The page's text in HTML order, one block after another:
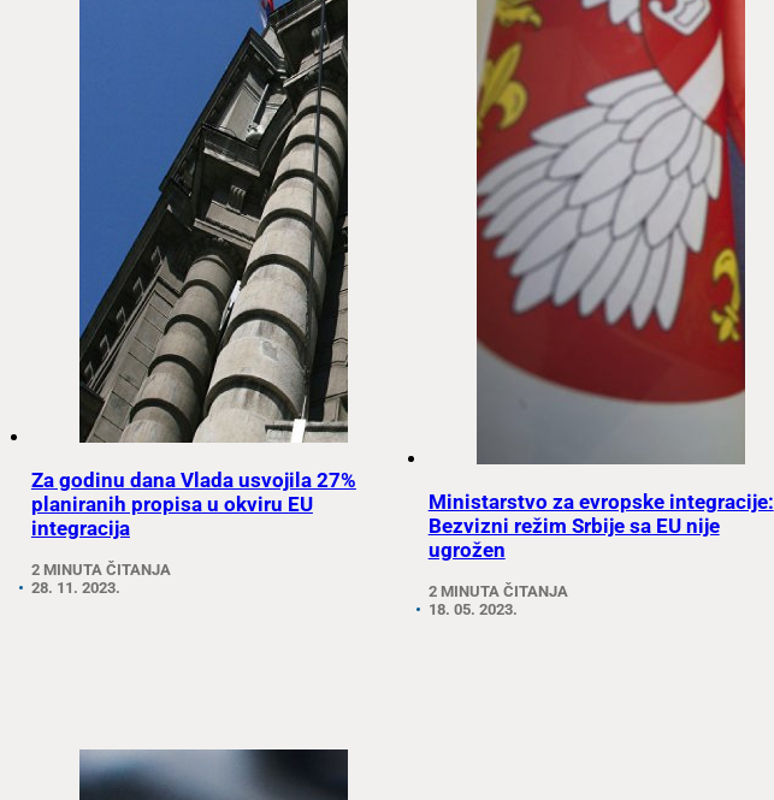
Za godinu dana Vlada usvojila 27%
planiranih propisa u okviru EU
integracija
2 MINUTA ČITANJA
28. 11. 2023.
Ministarstvo za evropske integracije:
Bezvizni režim Srbije sa EU nije
ugrožen
2 MINUTA ČITANJA
18. 05. 2023.